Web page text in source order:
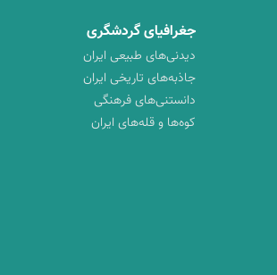
جغرافیای گردشگری
دیدنی‌های طبیعی ایران
جاذبه‌های تاریخی ایران
دانستنی‌های فرهنگی
کوه‌ها و قله‌های ایران